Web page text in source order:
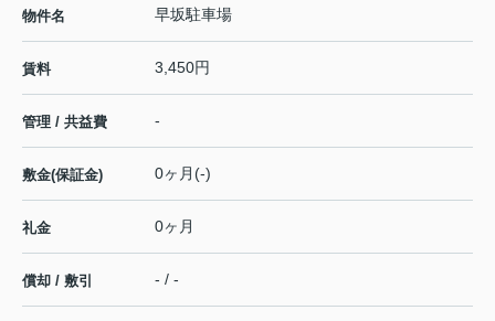
物件名 早坂駐車場
賃料 3,450円
管理 / 共益費 -
敷金(保証金) 0ヶ月(-)
礼金 0ヶ月
償却 / 敷引 - / -